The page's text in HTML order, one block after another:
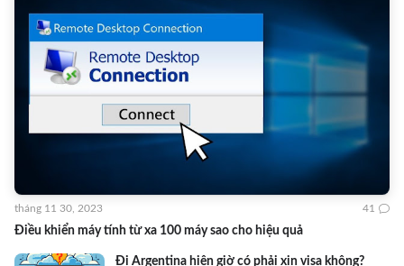
Điều khiển máy tính từ xa 100 máy sao cho hiệu quả
tháng 11 30, 2023 41
Đi Argentina hiện giờ có phải xin visa không?